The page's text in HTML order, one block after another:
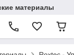
материалы